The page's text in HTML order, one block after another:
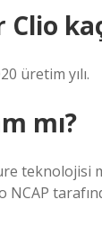
Clio
üretim yılı.
mı?
teknolojisi
NCAP